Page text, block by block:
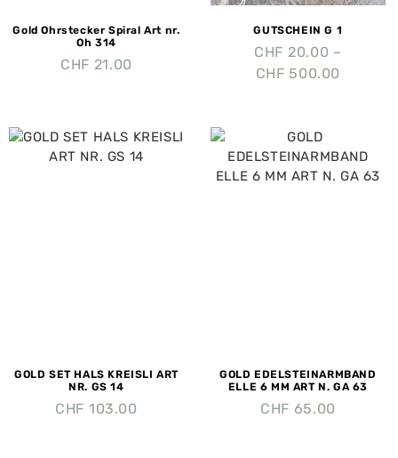
Gold Ohrstecker Spiral Art nr.
Oh 314
CHF 21.00
GUTSCHEIN G 1
CHF 20.00 –
CHF 500.00
GOLD SET HALS KREISLI ART
NR. GS 14
CHF 103.00
GOLD EDELSTEINARMBAND
ELLE 6 MM ART N. GA 63
CHF 65.00